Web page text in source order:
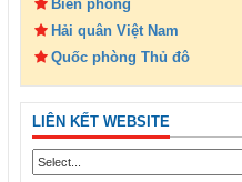
Biên phòng
Hải quân Việt Nam
Quốc phòng Thủ đô
LIÊN KẾT WEBSITE